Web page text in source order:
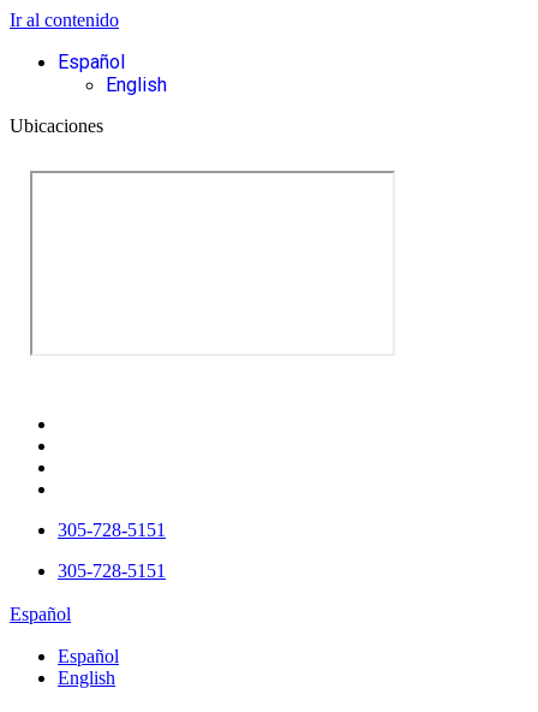
Ir al contenido
Español
English
Ubicaciones
305-728-5151
305-728-5151
Español
Español
English